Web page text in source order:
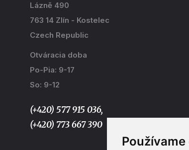
Lázně 490
763 14 Zlín - Kostelec
Czech Republic
Otváracia doba
Po-Pia: 9-17
So: 9-12
(+420) 577 915 036,
(+420) 773 667 390